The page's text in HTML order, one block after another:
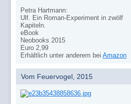
Petra Hartmann:
Ulf. Ein Roman-Experiment in zwölf
Kapiteln.
eBook
Neobooks 2015
Euro 2,99
Erhältlich unter anderem bei Amazon
Vom Feuervogel, 2015